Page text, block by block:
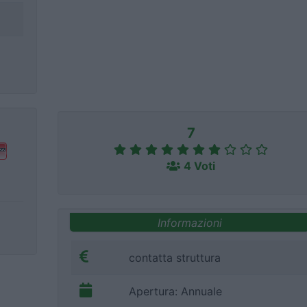
7
4 Voti
Informazioni
contatta struttura
Apertura: Annuale